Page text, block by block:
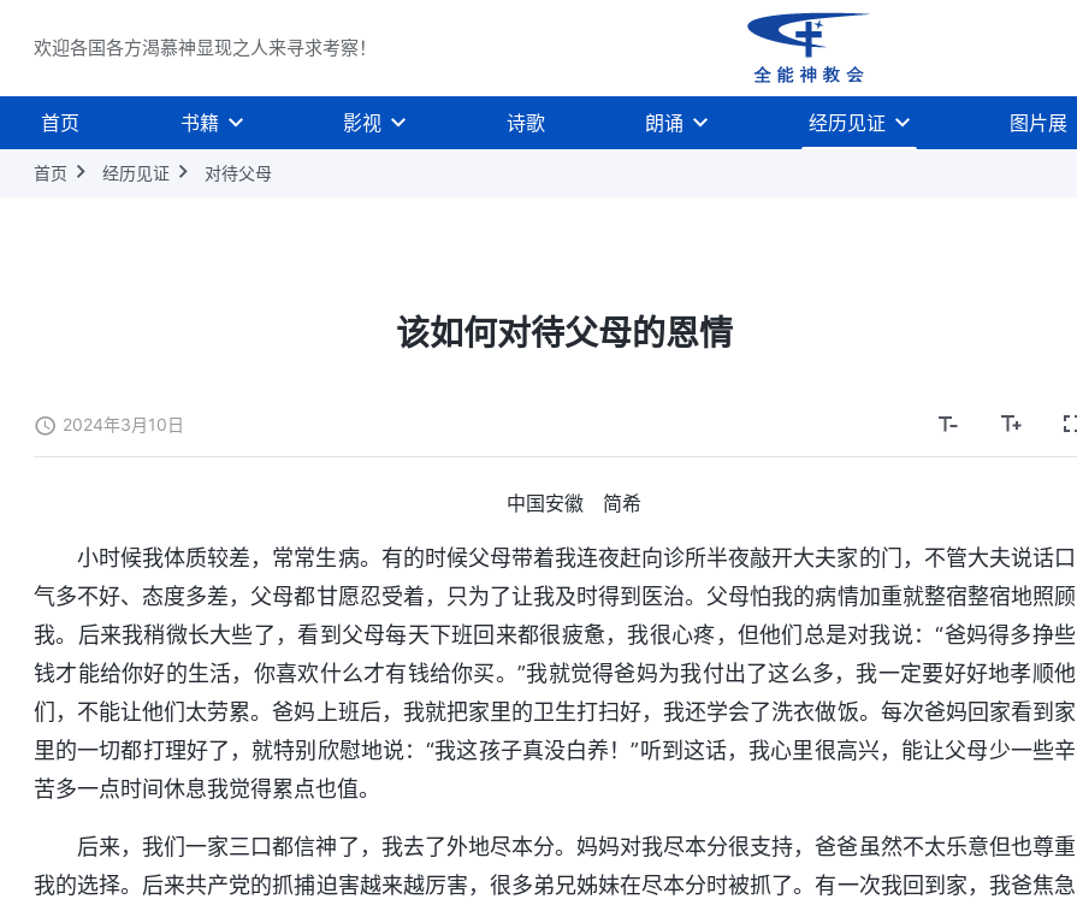
欢迎各国各方渴慕神显现之人来寻求考察！
首页 书籍 影视 诗歌 朗诵 经历见证 图片展
首页 经历见证 对待父母
该如何对待父母的恩情
2024年3月10日
中国安徽 简希
小时候我体质较差，常常生病。有的时候父母带着我连夜赶向诊所半夜敲开大夫家的门，不管大夫说话口
气多不好、态度多差，父母都甘愿忍受着，只为了让我及时得到医治。父母怕我的病情加重就整宿整宿地照顾
我。后来我稍微长大些了，看到父母每天下班回来都很疲惫，我很心疼，但他们总是对我说：“爸妈得多挣些
钱才能给你好的生活，你喜欢什么才有钱给你买。”我就觉得爸妈为我付出了这么多，我一定要好好地孝顺他
们，不能让他们太劳累。爸妈上班后，我就把家里的卫生打扫好，我还学会了洗衣做饭。每次爸妈回家看到家
里的一切都打理好了，就特别欣慰地说：“我这孩子真没白养！”听到这话，我心里很高兴，能让父母少一些辛
苦多一点时间休息我觉得累点也值。
后来，我们一家三口都信神了，我去了外地尽本分。妈妈对我尽本分很支持，爸爸虽然不太乐意但也尊重
我的选择。后来共产党的抓捕迫害越来越厉害，很多弟兄姊妹在尽本分时被抓了。有一次我回到家，我爸焦急